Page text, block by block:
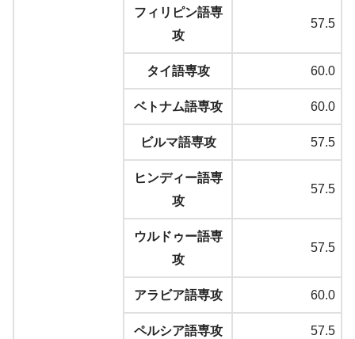
フィリピン語専
攻
57.5
タイ語専攻 60.0
ベトナム語専攻 60.0
ビルマ語専攻 57.5
ヒンディー語専
攻
57.5
ウルドゥー語専
攻
57.5
アラビア語専攻 60.0
ペルシア語専攻 57.5